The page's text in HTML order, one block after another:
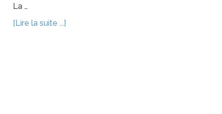
La …
[Lire la suite ...]